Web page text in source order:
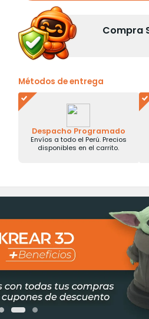
Compra
Métodos de entrega
Despacho Programado
Envíos a todo el Perú. Precios
disponibles en el carrito.